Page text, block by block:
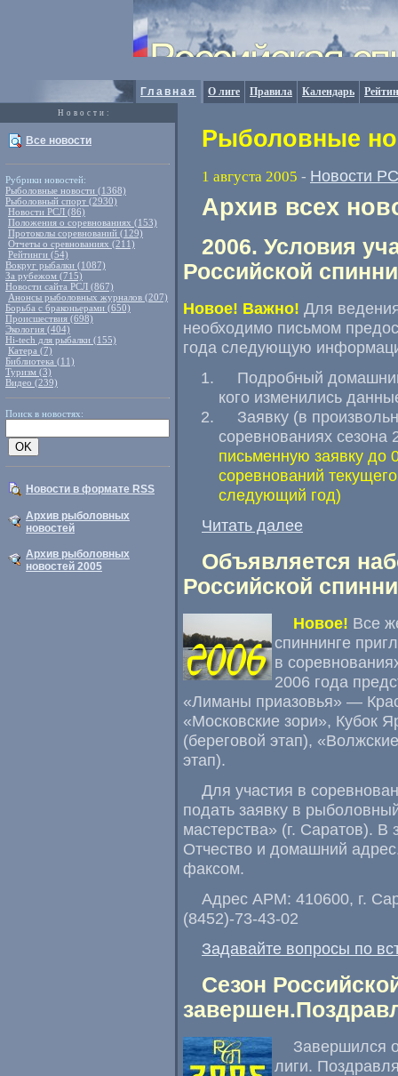
Главная О лиге Правила Календарь
Новости:
Все новости
Рубрики новостей:
Рыболовные новости (1368)
Рыболовный спорт (2930)
Новости РСЛ (86)
Положения о соревнованиях (153)
Протоколы соревнований (129)
Отчеты о сревнованиях (211)
Рейтинги (54)
Вокруг рыбалки (1087)
За рубежом (715)
Новости сайта РСЛ (867)
Анонсы рыболовных журналов (207)
Борьба с браконьерами (650)
Происшествия (698)
Экология (404)
Hi-tech для рыбалки (155)
Катера (7)
Библиотека (11)
Туризм (3)
Видео (239)
Поиск в новостях:
Новости в формате RSS
Архив рыболовных
новостей
Архив рыболовных
новостей 2005
Рыболовные
1 августа 2005 - Новости
Архив всех
2006. Условия
Российской
Новое! Важно! Для
необходимо письмом
года следующую
Подробный
кого изменились
Заявку (в
соревнованиях сезона
письменную заявку до
соревнований
следующий год)
Читать далее
Объявляется
Российской
Новое! Все
спиннинге
в
2006 года
«Лиманы приазовья» —
«Московские зори», Кубок
(береговой этап),
этап).
Для участия в
подать заявку в
мастерства» (г. Саратов).
Отчество и домашний
факсом.
Адрес АРМ: 410600, г.
(8452)-73-43-02
Задавайте вопросы по
Сезон
Завершился
лиги.